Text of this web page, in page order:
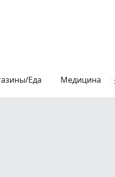
Еда Медицина